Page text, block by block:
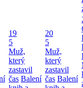
19
5
Muž,
který
zastavil
čas Balení
20
5
Muž,
který
zastavil
čas Balení